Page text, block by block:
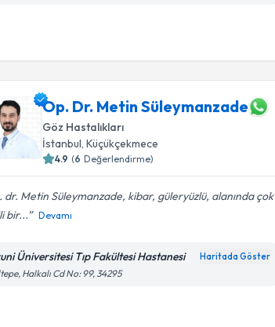
Op. Dr. Metin Süleymanzade
Göz Hastalıkları
İstanbul , Küçükçekmece
4.9 (6 Değerlendirme)
dr. Metin Süleymanzade, kibar, güleryüzlü, alanında çok
bir...
Devamı
Üniversitesi Tıp Fakültesi Hastanesi Haritada Göster
Halkalı Cd No: 99, 34295